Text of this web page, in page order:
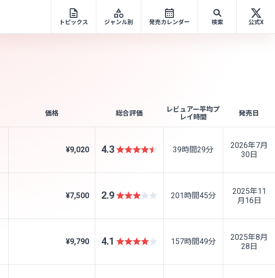
トピックス ジャンル別 発売カレンダー 検索 公式X
価格 総合評価
レビュアー平均プ
レイ時間
発売日
¥9,020 4.3 39時間29分
2026年7月
30日
¥7,500 2.9 201時間45分
2025年11
月16日
¥9,790 4.1 157時間49分
2025年8月
28日